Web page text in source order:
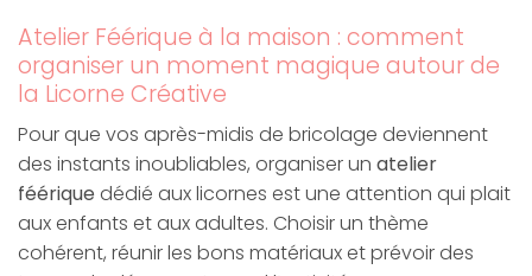
Atelier Féérique à la maison : comment
organiser un moment magique autour de
la Licorne Créative
Pour que vos après-midis de bricolage deviennent
des instants inoubliables, organiser un atelier
féérique dédié aux licornes est une attention qui plait
aux enfants et aux adultes. Choisir un thème
cohérent, réunir les bons matériaux et prévoir des